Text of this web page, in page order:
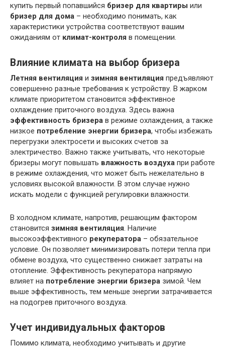
купить первый попавшийся бризер для квартиры или
бризер для дома – необходимо понимать, как
характеристики устройства соответствуют вашим
ожиданиям от климат-контроля в помещении.
Влияние климата на выбор бризера
Летняя вентиляция и зимняя вентиляция предъявляют
совершенно разные требования к устройству. В жарком
климате приоритетом становится эффективное
охлаждение приточного воздуха. Здесь важна
эффективность бризера в режиме охлаждения, а также
низкое потребление энергии бризера, чтобы избежать
перегрузки электросети и высоких счетов за
электричество. Важно также учитывать, что некоторые
бризеры могут повышать влажность воздуха при работе
в режиме охлаждения, что может быть нежелательно в
условиях высокой влажности. В этом случае нужно
искать модели с функцией регулировки влажности.
В холодном климате, напротив, решающим фактором
становится зимняя вентиляция . Наличие
высокоэффективного рекуператора – обязательное
условие. Он позволяет минимизировать потери тепла при
обмене воздуха, что существенно снижает затраты на
отопление. Эффективность рекуператора напрямую
влияет на потребление энергии бризера зимой. Чем
выше эффективность, тем меньше энергии затрачивается
на подогрев приточного воздуха.
Учет индивидуальных факторов
Помимо климата, необходимо учитывать и другие